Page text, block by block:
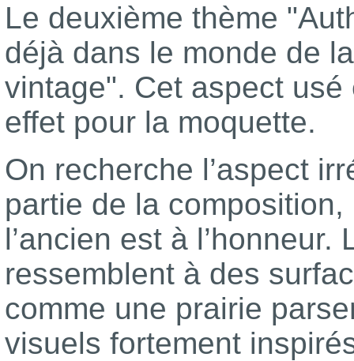
Le deuxième thème
déjà dans le monde de
vintage". Cet aspect
effet pour la moquette.
On recherche l’aspect
partie de la
l’ancien est à
ressemblent à des
comme une prairie
visuels fortement